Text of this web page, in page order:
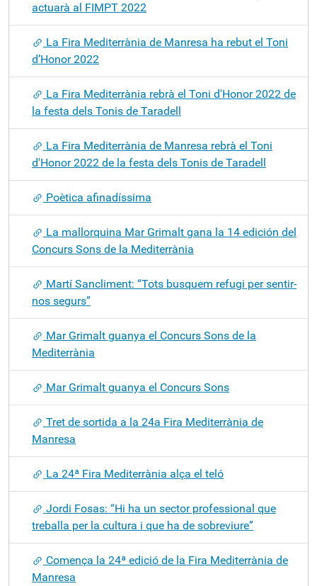
actuarà al FIMPT 2022
La Fira Mediterrània de Manresa ha rebut el Toni
d’Honor 2022
La Fira Mediterrània rebrà el Toni d'Honor 2022 de
la festa dels Tonis de Taradell
La Fira Mediterrània de Manresa rebrà el Toni
d'Honor 2022 de la festa dels Tonis de Taradell
Poètica afinadíssima
La mallorquina Mar Grimalt gana la 14 edición del
Concurs Sons de la Mediterrània
Martí Sancliment: “Tots busquem refugi per sentir-
nos segurs”
Mar Grimalt guanya el Concurs Sons de la
Mediterrània
Mar Grimalt guanya el Concurs Sons
Tret de sortida a la 24a Fira Mediterrània de
Manresa
La 24ª Fira Mediterrània alça el teló
Jordi Fosas: “Hi ha un sector professional que
treballa per la cultura i que ha de sobreviure”
Comença la 24ª edició de la Fira Mediterrània de
Manresa